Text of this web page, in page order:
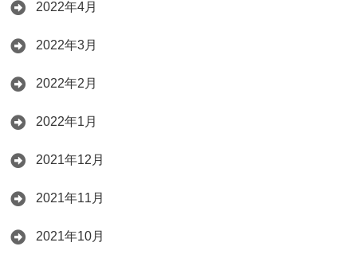
2022年4月
2022年3月
2022年2月
2022年1月
2021年12月
2021年11月
2021年10月